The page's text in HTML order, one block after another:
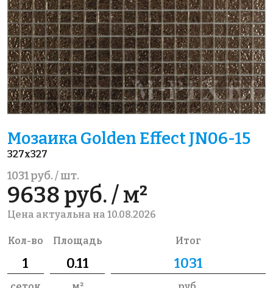
Мозаика Golden Effect JN06-15
327x327
1031 руб. / шт.
9638 руб. / м²
Цена актуальна на 10.08.2026
Кол-во Площадь Итог